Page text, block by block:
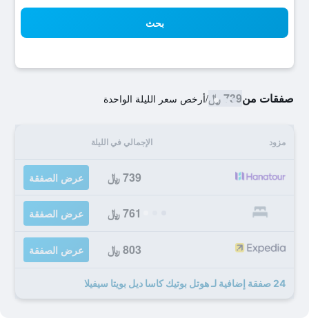
بحث
صفقات من739 ﷼ /أرخص سعر الليلة الواحدة
مزود الإجمالي في الليلة
739 ﷼ عرض الصفقة
761 ﷼ عرض الصفقة
803 ﷼ عرض الصفقة
24 صفقة إضافية لـ هوتل بوتيك كاسا ديل بويتا سيفيلا